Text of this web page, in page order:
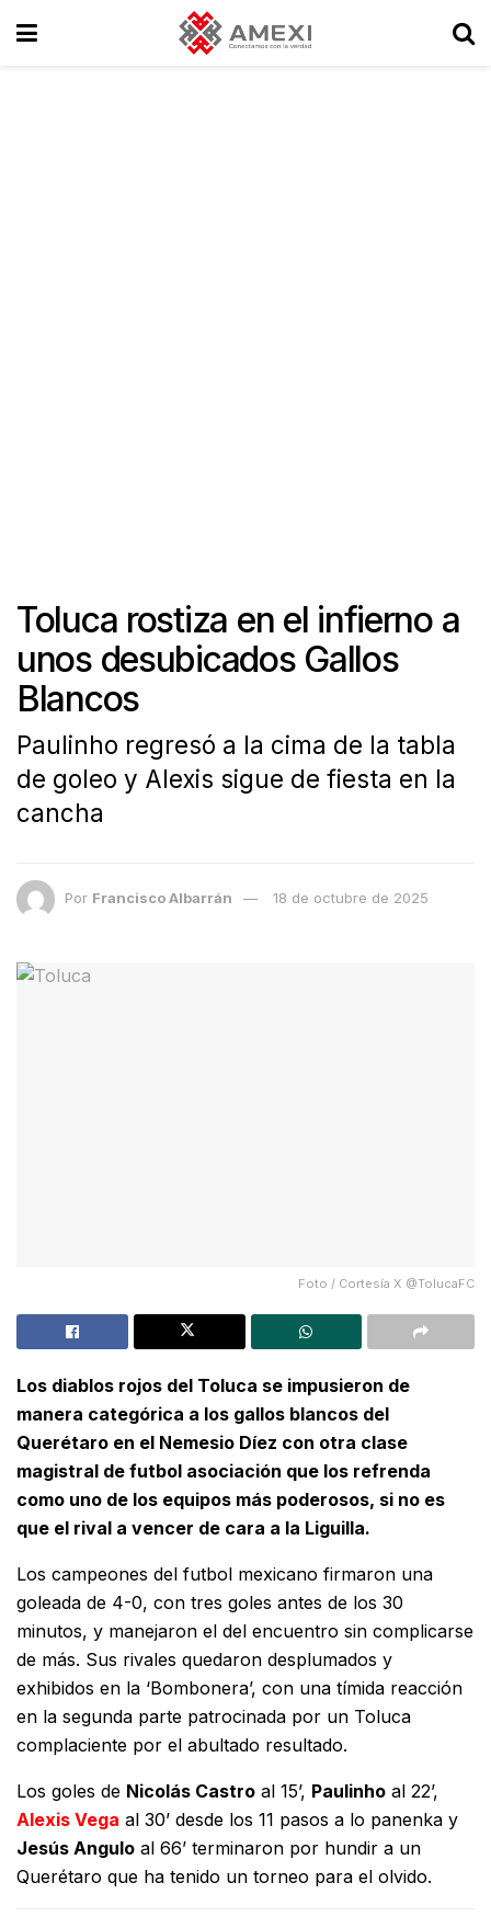
Toluca rostiza en el infierno a
unos desubicados Gallos
Blancos
Paulinho regresó a la cima de la tabla
de goleo y Alexis sigue de fiesta en la
cancha
Por Francisco Albarrán 18 de octubre de 2025
Foto / Cortesía X @TolucaFC
Los diablos rojos del Toluca se impusieron de
manera categórica a los gallos blancos del
Querétaro en el Nemesio Díez con otra clase
magistral de futbol asociación que los refrenda
como uno de los equipos más poderosos, si no es
que el rival a vencer de cara a la Liguilla.
Los campeones del futbol mexicano firmaron una
goleada de 4-0, con tres goles antes de los 30
minutos, y manejaron el del encuentro sin complicarse
de más. Sus rivales quedaron desplumados y
exhibidos en la ‘Bombonera’, con una tímida reacción
en la segunda parte patrocinada por un Toluca
complaciente por el abultado resultado.
Los goles de Nicolás Castro al 15’, Paulinho al 22’,
Alexis Vega al 30’ desde los 11 pasos a lo panenka y
Jesús Angulo al 66’ terminaron por hundir a un
Querétaro que ha tenido un torneo para el olvido.